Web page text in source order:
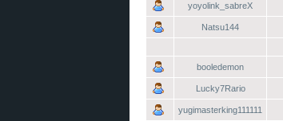
yoyolink_sabreX
Natsu144
booledemon
Lucky7Rario
yugimasterking111111